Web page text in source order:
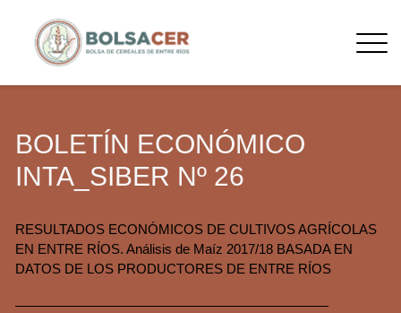
BOLETÍN ECONÓMICO
INTA_SIBER Nº 26
RESULTADOS ECONÓMICOS DE CULTIVOS AGRÍCOLAS
EN ENTRE RÍOS. Análisis de Maíz 2017/18 BASADA EN
DATOS DE LOS PRODUCTORES DE ENTRE RÍOS